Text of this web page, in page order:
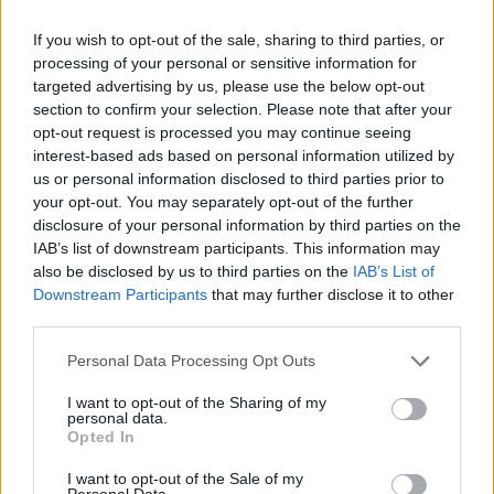
If you wish to opt-out of the sale, sharing to third parties, or
processing of your personal or sensitive information for
targeted advertising by us, please use the below opt-out
section to confirm your selection. Please note that after your
opt-out request is processed you may continue seeing
interest-based ads based on personal information utilized by
us or personal information disclosed to third parties prior to
your opt-out. You may separately opt-out of the further
disclosure of your personal information by third parties on the
IAB’s list of downstream participants. This information may
also be disclosed by us to third parties on the IAB’s List of
Downstream Participants that may further disclose it to other
Personal Data Processing Opt Outs
I want to opt-out of the Sharing of my
personal data.
Opted In
I want to opt-out of the Sale of my
Dhoma e Përfaqësuesve
miraton një ligj për të
zbuluar origjinën e
koronavirusit
18:33 / 10/03/2023
“Mbetet veç dyshim”: Si u
rrëzua hetimi për tenderin
e pakove ushqimore gjatë
pandemisë
schedule 21:21 / 04/03/2023
24 orët e fundit në vend
dhe e zbulon publikisht